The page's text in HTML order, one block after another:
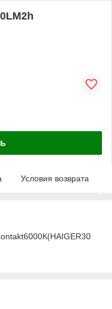
Условия возврата